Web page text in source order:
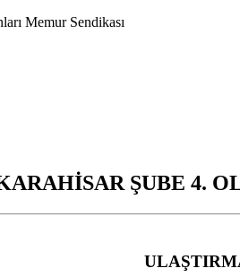
Memur Sendikası
ŞUBE 4.